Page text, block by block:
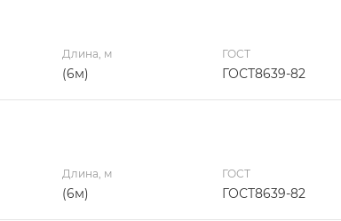
Длина, м
(6м)
ГОСТ
ГОСТ8639-82
Длина, м
(6м)
ГОСТ
ГОСТ8639-82